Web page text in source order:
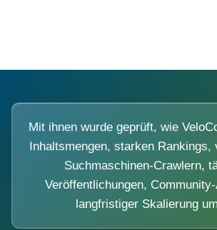
Mit ihnen wurde geprüft, wie
Inhaltsmengen, starken Rankings,
Suchmaschinen-Crawlern,
Veröffentlichungen,
langfristiger Skalierung